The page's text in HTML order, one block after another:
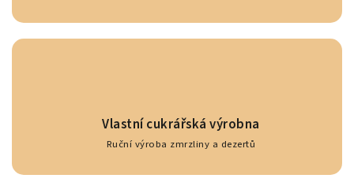
Vlastní cukrářská výrobna
Ruční výroba zmrzliny a dezertů